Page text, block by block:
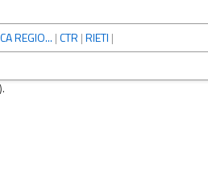
REGIO... |CTR |RIETI |
).